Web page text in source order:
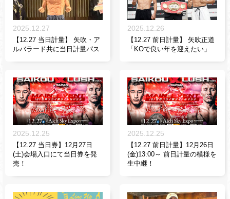
2025.12.27
【12.27 当日計量】 矢吹・ア
ルバラード共に当日計量パス
2025.12.26
【12.27 前日計量】 矢吹正道
「KOで良い年を迎えたい」
2025.12.25
【12.27 当日券】12月27日
(土)会場入口にて当日券を発
売！
2025.12.25
【12.27 前日計量】12月26日
(金)13:00～ 前日計量の模様を
生中継！